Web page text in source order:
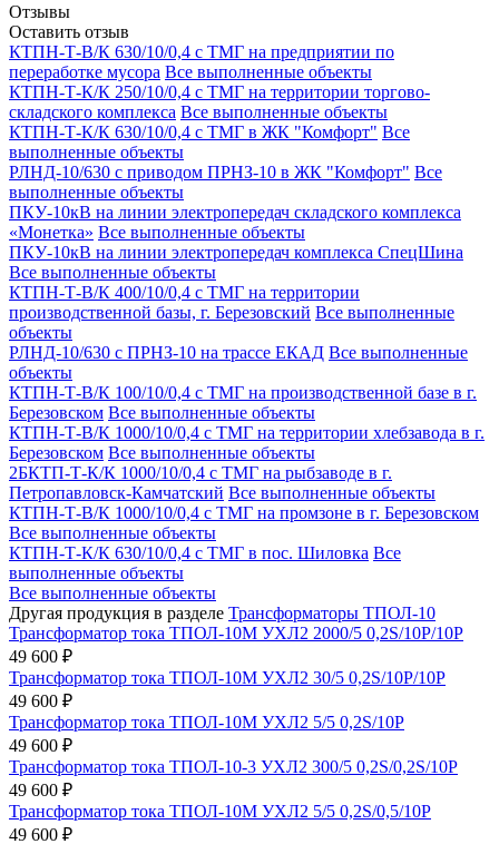
Отзывы
Оставить отзыв
КТПН-Т-В/К 630/10/0,4 с ТМГ на предприятии по
переработке мусора Все выполненные объекты
КТПН-Т-К/К 250/10/0,4 с ТМГ на территории торгово-
складского комплекса Все выполненные объекты
КТПН-Т-К/К 630/10/0,4 с ТМГ в ЖК "Комфорт" Все
выполненные объекты
РЛНД-10/630 с приводом ПРНЗ-10 в ЖК "Комфорт" Все
выполненные объекты
ПКУ-10кВ на линии электропередач складского комплекса
«Монетка» Все выполненные объекты
ПКУ-10кВ на линии электропередач комплекса СпецШина
Все выполненные объекты
КТПН-Т-В/К 400/10/0,4 с ТМГ на территории
производственной базы, г. Березовский Все выполненные
объекты
РЛНД-10/630 с ПРНЗ-10 на трассе ЕКАД Все выполненные
объекты
КТПН-Т-В/К 100/10/0,4 с ТМГ на производственной базе в г.
Березовском Все выполненные объекты
КТПН-Т-В/К 1000/10/0,4 с ТМГ на территории хлебзавода в г.
Березовском Все выполненные объекты
2БКТП-Т-К/К 1000/10/0,4 с ТМГ на рыбзаводе в г.
Петропавловск-Камчатский Все выполненные объекты
КТПН-Т-В/К 1000/10/0,4 с ТМГ на промзоне в г. Березовском
Все выполненные объекты
КТПН-Т-К/К 630/10/0,4 с ТМГ в пос. Шиловка Все
выполненные объекты
Все выполненные объекты
Другая продукция в разделе Трансформаторы ТПОЛ-10
Трансформатор тока ТПОЛ-10М УХЛ2 2000/5 0,2S/10Р/10Р
49 600 ₽
Трансформатор тока ТПОЛ-10М УХЛ2 30/5 0,2S/10Р/10Р
49 600 ₽
Трансформатор тока ТПОЛ-10М УХЛ2 5/5 0,2S/10Р
49 600 ₽
Трансформатор тока ТПОЛ-10-3 УХЛ2 300/5 0,2S/0,2S/10Р
49 600 ₽
Трансформатор тока ТПОЛ-10М УХЛ2 5/5 0,2S/0,5/10Р
49 600 ₽